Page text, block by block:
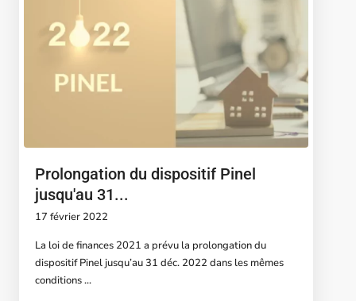
Prolongation du dispositif Pinel
jusqu'au 31...
17 février 2022
La loi de finances 2021 a prévu la prolongation du
dispositif Pinel jusqu’au 31 déc. 2022 dans les mêmes
conditions...